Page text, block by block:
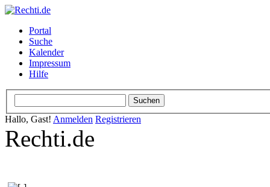
Portal
Suche
Kalender
Impressum
Hilfe
Hallo, Gast! Anmelden Registrieren
Rechti.de